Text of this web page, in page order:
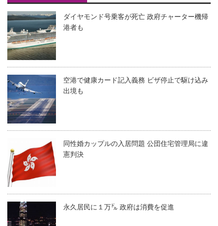
ダイヤモンド号乗客が死亡 政府チャーター機帰
港者も
空港で健康カード記入義務 ビザ停止で駆け込み
出境も
同性婚カップルの入居問題 公団住宅管理局に違
憲判決
永久居民に１万㌦ 政府は消費を促進